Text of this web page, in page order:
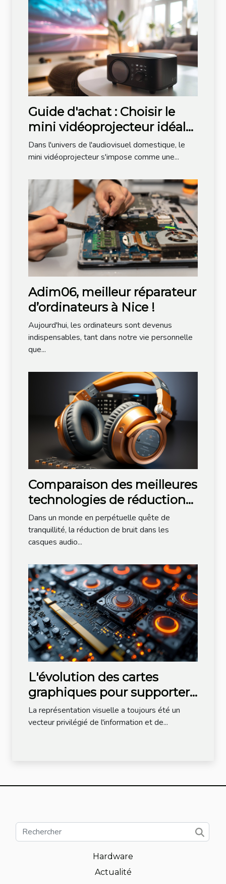
Guide d'achat : Choisir le
mini vidéoprojecteur idéal
pour votre salon
Dans l'univers de l'audiovisuel domestique, le
mini vidéoprojecteur s'impose comme une...
Adim06, meilleur réparateur
d’ordinateurs à Nice !
Aujourd'hui, les ordinateurs sont devenus
indispensables, tant dans notre vie personnelle
que...
Comparaison des meilleures
technologies de réduction
de bruit utilisées dans les
casques audio en 2023
Dans un monde en perpétuelle quête de
tranquillité, la réduction de bruit dans les
casques audio...
L'évolution des cartes
graphiques pour supporter
la génération d'image par IA
La représentation visuelle a toujours été un
vecteur privilégié de l'information et de...
Hardware
Actualité